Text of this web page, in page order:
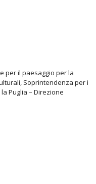
per il paesaggio per la
Soprintendenza per i
Puglia – Direzione